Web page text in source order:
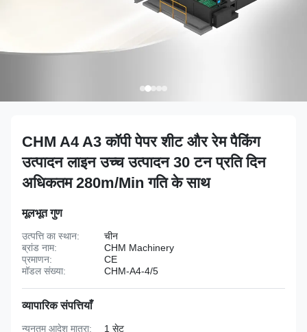
CHM A4 A3 कॉपी पेपर शीट और रेम पैकिंग
उत्पादन लाइन उच्च उत्पादन 30 टन प्रति दिन
अधिकतम 280m/Min गति के साथ
मूलभूत गुण
उत्पत्ति का स्थान:
चीन
ब्रांड नाम:
CHM Machinery
प्रमाणन:
CE
मॉडल संख्या:
CHM-A4-4/5
व्यापारिक संपत्तियाँ
न्यूनतम आदेश मात्रा:
1 सेट